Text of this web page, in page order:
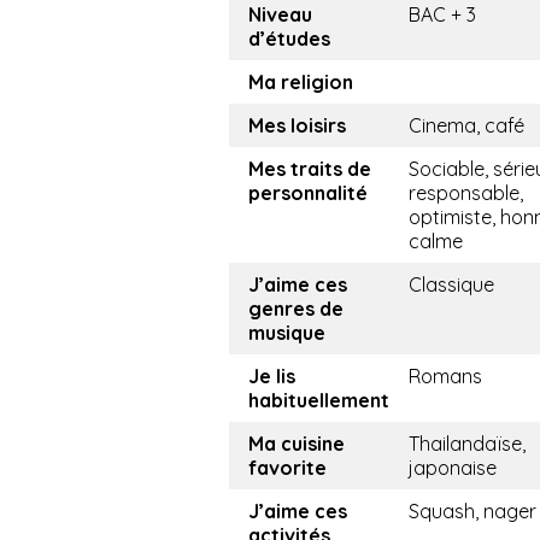
Niveau
d’études
BAC + 3
Ma religion
Mes loisirs
Cinema, café
Mes traits de
personnalité
Sociable,
responsable,
optimiste,
calme
J’aime ces
genres de
musique
Classique
Je lis
habituellement
Romans
Ma cuisine
favorite
Thailandaïse,
japonaise
J’aime ces
activités
Squash, nager